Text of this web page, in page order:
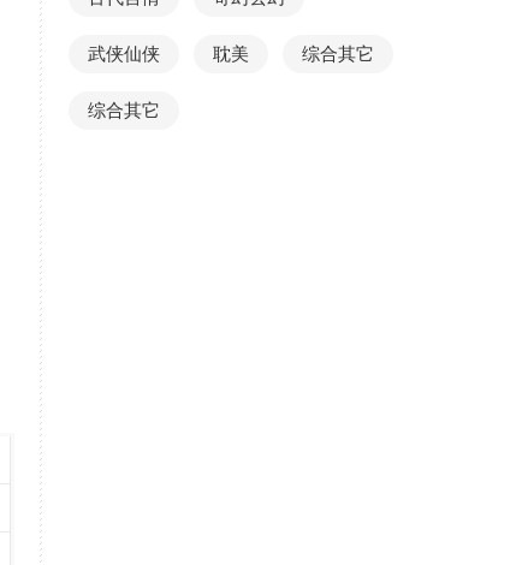
武侠仙侠 耽美 综合其它
综合其它